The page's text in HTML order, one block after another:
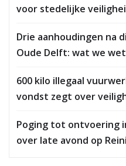
voor stedelijke
Drie aanhoudingen na
Oude Delft: wat we
600 kilo illegaal
vondst zegt over
Poging tot ontvoering
over late avond op